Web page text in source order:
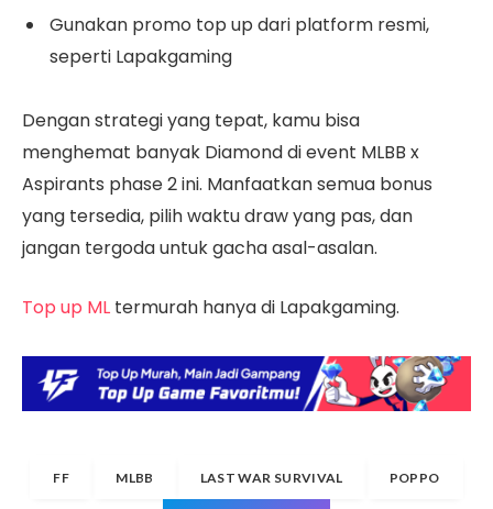
Gunakan promo top up dari platform resmi,
seperti Lapakgaming
Dengan strategi yang tepat, kamu bisa
menghemat banyak Diamond di event MLBB x
Aspirants phase 2 ini. Manfaatkan semua bonus
yang tersedia, pilih waktu draw yang pas, dan
jangan tergoda untuk gacha asal-asalan.
Top up ML termurah hanya di Lapakgaming.
FF MLBB LAST WAR SURVIVAL POPPO